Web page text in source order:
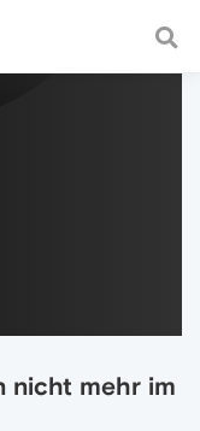
fast and
nicht mehr im